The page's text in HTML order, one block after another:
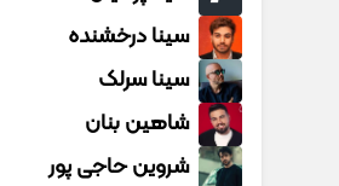
سینا درخشنده
سینا سرلک
شاهین بنان
شروین حاجی پور